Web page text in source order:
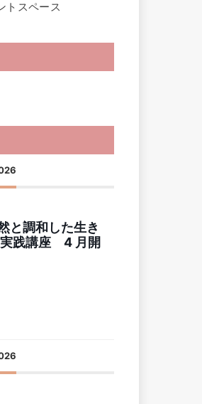
トスペース
と調和した生き
践講座 4 月開